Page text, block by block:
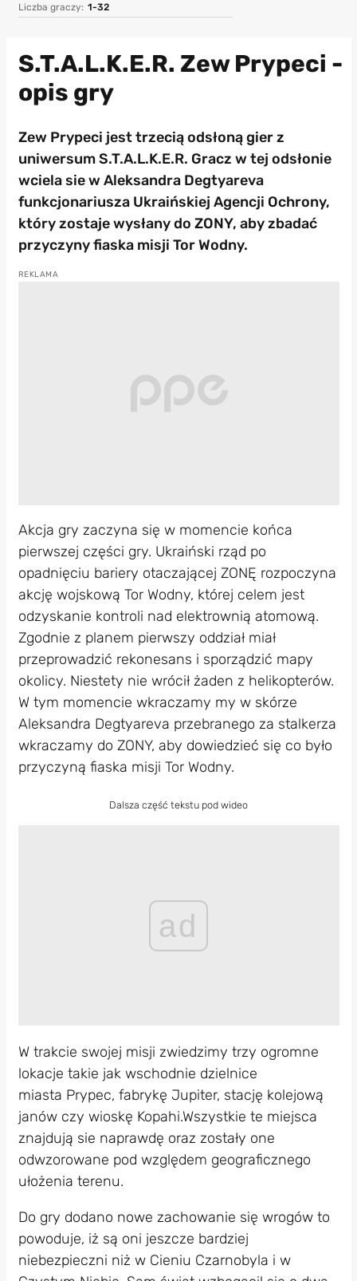
Liczba graczy: 1-32
S.T.A.L.K.E.R. Zew Prypeci -
opis gry
Zew Prypeci jest trzecią odsłoną gier z
uniwersum S.T.A.L.K.E.R. Gracz w tej odsłonie
wciela sie w Aleksandra Degtyareva
funkcjonariusza Ukraińskiej Agencji Ochrony,
który zostaje wysłany do ZONY, aby zbadać
przyczyny fiaska misji Tor Wodny.
Akcja gry zaczyna się w momencie końca
pierwszej części gry. Ukraiński rząd po
opadnięciu bariery otaczającej ZONĘ rozpoczyna
akcję wojskową Tor Wodny, której celem jest
odzyskanie kontroli nad elektrownią atomową.
Zgodnie z planem pierwszy oddział miał
przeprowadzić rekonesans i sporządzić mapy
okolicy. Niestety nie wrócił żaden z helikopterów.
W tym momencie wkraczamy my w skórze
Aleksandra Degtyareva przebranego za stalkerza
wkraczamy do ZONY, aby dowiedzieć się co było
przyczyną fiaska misji Tor Wodny.
Dalsza część tekstu pod wideo
ad
W trakcie swojej misji zwiedzimy trzy ogromne
lokacje takie jak wschodnie dzielnice
miasta Prypec, fabrykę Jupiter, stację kolejową
janów czy wioskę Kopahi.Wszystkie te miejsca
znajdują sie naprawdę oraz zostały one
odwzorowane pod względem geograficznego
ułożenia terenu.
Do gry dodano nowe zachowanie się wrogów to
powoduje, iż są oni jeszcze bardziej
niebezpieczni niż w Cieniu Czarnobyla i w